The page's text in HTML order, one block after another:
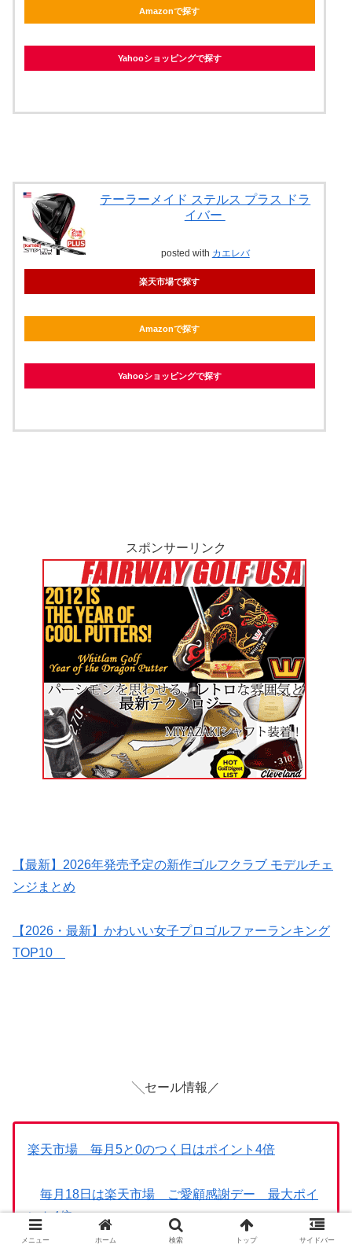
Amazonで探す
Yahooショッピングで探す
テーラーメイド ステルス プラス ドラ
イバー
posted with カエレバ
楽天市場で探す
Amazonで探す
Yahooショッピングで探す
スポンサーリンク
【最新】2026年発売予定の新作ゴルフクラブ モデルチェ
ンジまとめ
【2026・最新】かわいい女子プロゴルファーランキング
TOP10
╲セール情報／
楽天市場 毎月5と0のつく日はポイント4倍
毎月18日は楽天市場 ご愛顧感謝デー 最大ポイ
ント4倍
メニュー ホーム 検索 トップ サイドバー